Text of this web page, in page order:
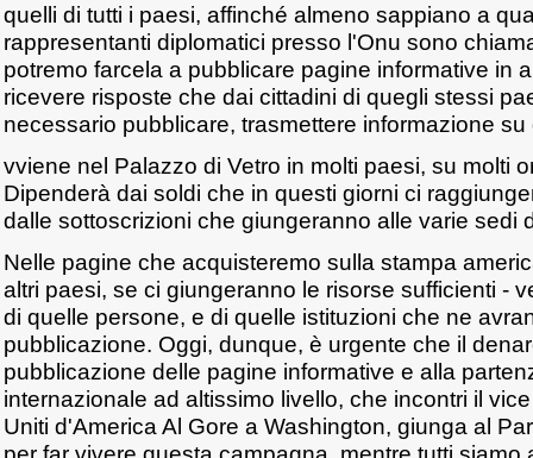
quelli di tutti i paesi, affinché almeno sappiano a
rappresentanti diplomatici presso l'Onu sono
potremo farcela a pubblicare pagine informative in
ricevere risposte che dai cittadini di quegli stessi
necessario pubblicare, trasmettere informazione su
vviene nel Palazzo di Vetro in molti paesi, su molti
Dipenderà dai soldi che in questi giorni ci
dalle sottoscrizioni che giungeranno alle varie sedi
Nelle pagine che acquisteremo sulla stampa
altri paesi, se ci giungeranno le risorse sufficienti -
di quelle persone, e di quelle istituzioni che ne
pubblicazione. Oggi, dunque, è urgente che il
pubblicazione delle pagine informative e alla
internazionale ad altissimo livello, che incontri il
Uniti d'America Al Gore a Washington, giunga al